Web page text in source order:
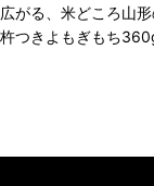
広がる、米どころ山
杵つきよもぎもち